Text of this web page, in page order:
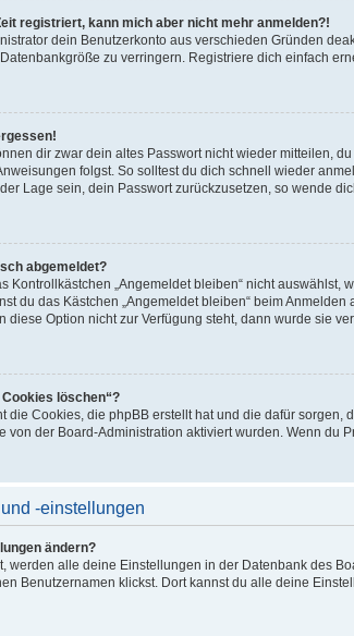
registriert, kann mich aber nicht mehr anmelden?!
dein Benutzerkonto aus verschieden Gründen
zu verringern. Registriere dich einfach
dir zwar dein altes Passwort nicht wieder mitteilen,
folgst. So solltest du dich schnell wieder
Lage sein, dein Passwort zurückzusetzen, so wende
abgemeldet?
Kontrollkästchen „Angemeldet bleiben“ nicht
du das Kästchen „Angemeldet bleiben“ beim
diese Option nicht zur Verfügung steht, dann wurde sie
löschen“?
die Cookies, die phpBB erstellt hat und die dafür
von der Board-Administration aktiviert wurden. Wenn
-einstellungen
ändern?
werden alle deine Einstellungen in der Datenbank des
Benutzernamen klickst. Dort kannst du alle deine